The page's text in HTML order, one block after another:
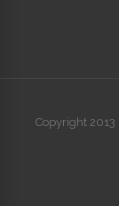
Copyright